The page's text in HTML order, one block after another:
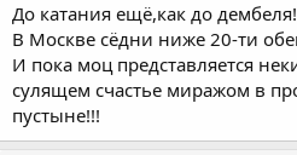
До катания ещё,как до дембеля!
В Москве сёдни ниже 20-ти
И пока моц представляется
сулящем счастье миражом в
пустыне!!!